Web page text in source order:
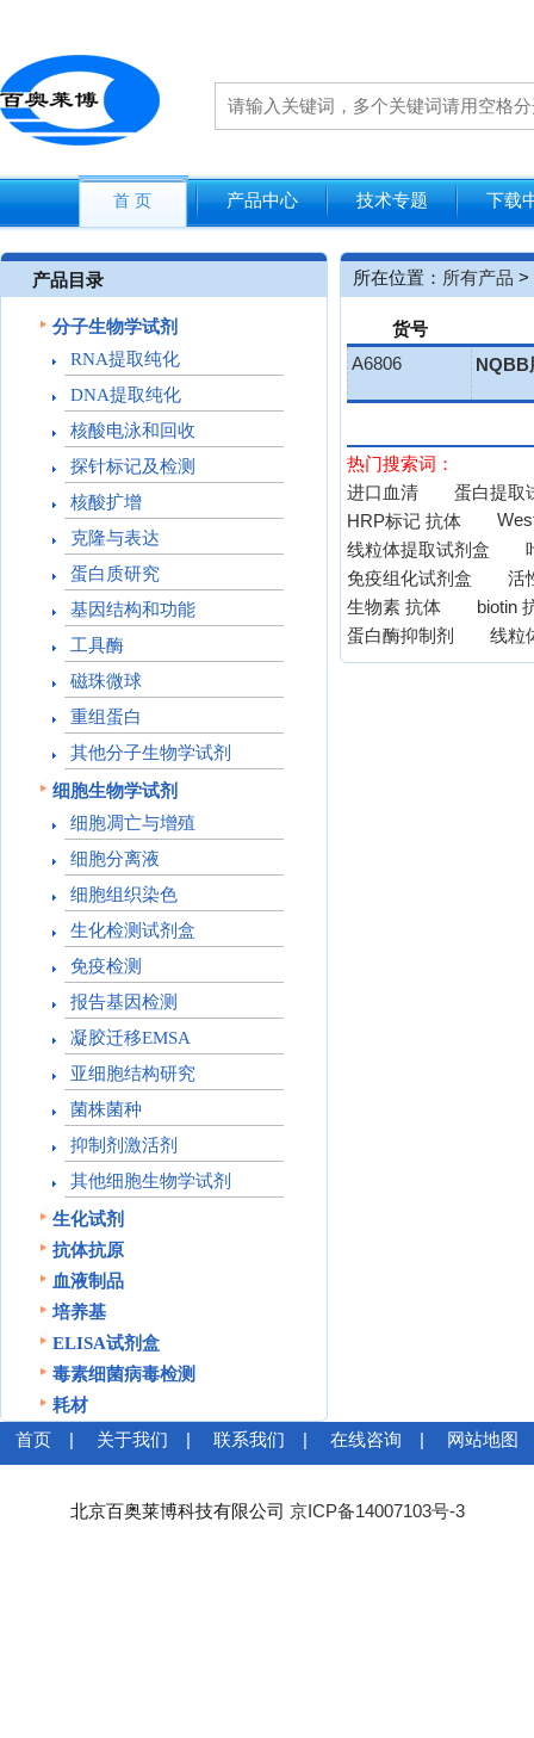
首 页 产品中心 技术专题 下载
产品目录
分子生物学试剂
RNA提取纯化
DNA提取纯化
核酸电泳和回收
探针标记及检测
核酸扩增
克隆与表达
蛋白质研究
基因结构和功能
工具酶
磁珠微球
重组蛋白
其他分子生物学试剂
细胞生物学试剂
细胞凋亡与增殖
细胞分离液
细胞组织染色
生化检测试剂盒
免疫检测
报告基因检测
凝胶迁移EMSA
亚细胞结构研究
菌株菌种
抑制剂激活剂
其他细胞生物学试剂
生化试剂
抗体抗原
血液制品
培养基
ELISA试剂盒
毒素细菌病毒检测
耗材
所在位置： 所有产品 >
货号
A6806
NQBB
热门搜索词：
进口血清
蛋白提取
HRP标记 抗体
线粒体提取试剂盒
免疫组化试剂盒
活
生物素 抗体
biotin
蛋白酶抑制剂
线粒
首页 关于我们 联系我们 在线咨询 网站地图
北京百奥莱博科技有限公司 京ICP备14007103号-3